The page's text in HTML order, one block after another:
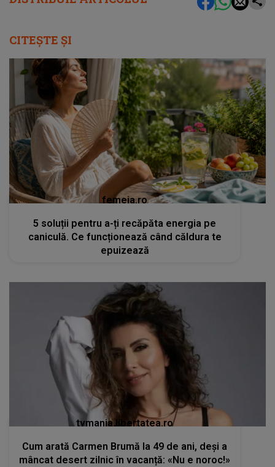
CITEȘTE ȘI
femeia.ro
5 soluții pentru a-ți recăpăta energia pe
caniculă. Ce funcționează când căldura te
epuizează
tvmania.libertatea.ro
Cum arată Carmen Brumă la 49 de ani, deși a
mâncat desert zilnic în vacanță: «Nu e noroc!»